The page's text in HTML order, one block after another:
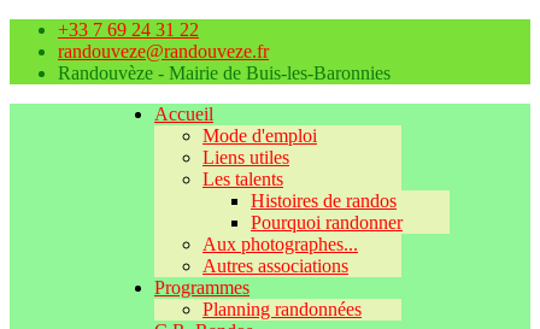
+33 7 69 24 31 22
randouveze@randouveze.fr
Randouvèze - Mairie de Buis-les-Baronnies
Accueil
Mode d'emploi
Liens utiles
Les talents
Histoires de randos
Pourquoi randonner
Aux photographes...
Autres associations
Programmes
Planning randonnées